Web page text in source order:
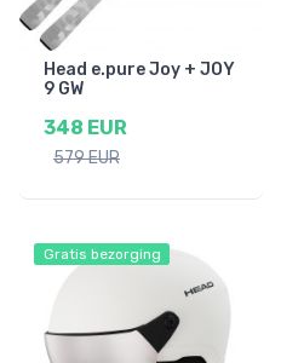
Head e.pure Joy + JOY
9 GW
348 EUR
579 EUR
Gratis bezorging